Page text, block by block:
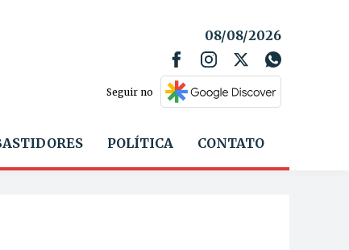
08/08/2026
Seguir no
POLÍTICA CONTATO